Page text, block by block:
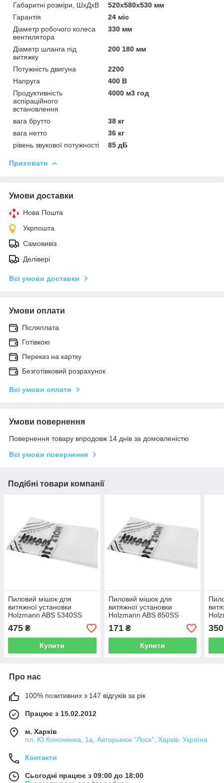
Габаритні розміри, ШхДхВ
520х580х530 мм
Гарантія
24 міс
Діаметр робочого колеса
вентилятора
330 мм
Діаметр шланга під
витяжку
200 180 мм
Потужність двигуна
2200
Напруга
400 В
Продуктивність
аспіраційного
встановлення
4000 м3 год
вага брутто
38 кг
вага нетто
36 кг
рівень звукової потужності
85 дБ
Приховати
Умови доставки
Нова Пошта
Укрпошта
Самовивіз
Делівері
Всі умови доставки
Умови оплати
Післяплата
Готівкою
Переказ на картку
Безготівковий розрахунок
Всі умови оплати
Умови повернення
Повернення товару впродовж 14 днів за домовленістю
Всі умови повернення
Подібні товари компанії
Пиловий мішок для
витяжної установки
Holzmann ABS 5340SS
475 ₴
Купити
Пиловий мішок для
витяжної установки
Holzmann ABS 850SS
171₴
Купити
350
Про нас
100% позитивних з 147 відгуків за рік
Працює з 15.02.2012
м. Харків
пл. Ю.Кононенка, 1а, Авторынок "Лоск", Харків, Україна
Контакти
Сьогодні працює з 09:00 до 18:00